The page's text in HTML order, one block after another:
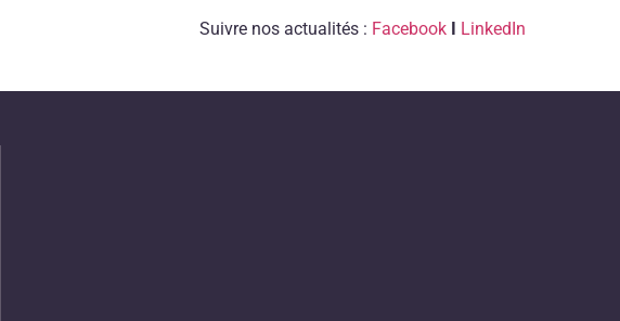
Suivre nos actualités : Facebook LinkedIn